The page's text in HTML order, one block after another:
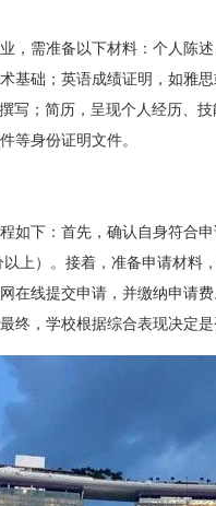
，需准备以下材料：个人陈
基础；英语成绩证明，如雅
写；简历，呈现个人经历、
等身份证明文件。
如下：首先，确认自身符合
上）。接着，准备申请材料
在线提交申请，并缴纳申请
终，学校根据综合表现决定是